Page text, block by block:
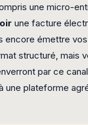
une micro-
une facture
encore émettre
structuré, mais
par ce
une plateforme